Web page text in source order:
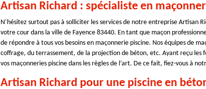
Artisan Richard : spécialiste en
N’hésitez surtout pas à solliciter les services de notre entreprise Artisan
votre cour dans la ville de Fayence 83440. En tant que maçon
de répondre à tous vos besoins en maçonnerie piscine. Nos équipes de
coffrage, du terrassement, de la projection de béton, etc. Ayant reçu les
vos maçonneries piscine dans les règles de l’art. De ce fait, fiez-vous à
Artisan Richard pour une piscine en